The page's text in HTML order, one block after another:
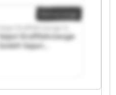
Sejari Kraftfahrzeuge
GmbH Sejari